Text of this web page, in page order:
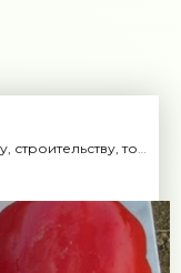
Если вы ищете информацию по ремонту, строительству, то вы попали на нужный сайт.